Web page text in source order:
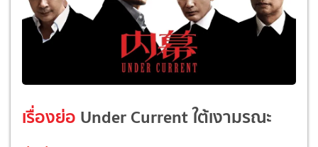
เรื่องย่อ Under Current ใต้เงามรณะ